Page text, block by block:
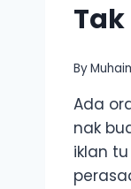
By
Ada
nak
iklan